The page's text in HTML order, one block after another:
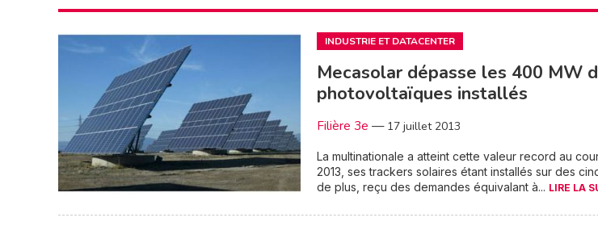
INDUSTRIE ET DATACENTER
Mecasolar dépasse les 400 MW
photovoltaïques installés
Filière 3e — 17 juillet 2013
La multinationale a atteint cette valeur record au
2013, ses trackers solaires étant installés sur des
de plus, reçu des demandes équivalant à... LIRE LA